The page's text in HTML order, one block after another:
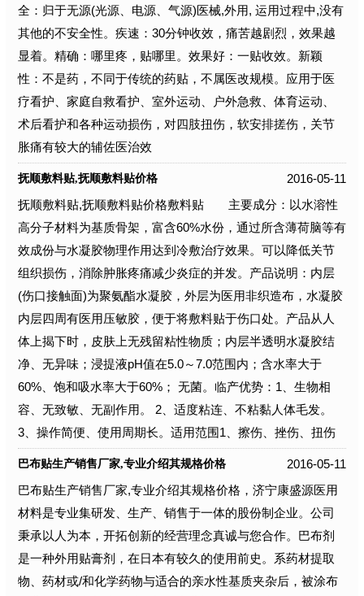
全：归于无源(光源、电源、气源)医械,外用, 运用过程中,没有
其他的不安全性。疾速：30分钟收效，痛苦越剧烈，效果越
显着。精确：哪里疼，贴哪里。效果好：一贴收效。新颖
性：不是药，不同于传统的药贴，不属医改规模。应用于医
疗看护、家庭自救看护、室外运动、户外急救、体育运动、
术后看护和各种运动损伤，对四肢扭伤，软安排搓伤，关节
胀痛有较大的辅佐医治效
抚顺敷料贴,抚顺敷料贴价格
2016-05-11
抚顺敷料贴,抚顺敷料贴价格敷料贴 主要成分：以水溶性
高分子材料为基质骨架，富含60%水份，通过所含薄荷脑等有
效成份与水凝胶物理作用达到冷敷治疗效果。可以降低关节
组织损伤，消除肿胀疼痛减少炎症的并发。产品说明：内层
(伤口接触面)为聚氨酯水凝胶，外层为医用非织造布，水凝胶
内层四周有医用压敏胶，便于将敷料贴于伤口处。产品从人
体上揭下时，皮肤上无残留粘性物质；内层半透明水凝胶结
净、无异味；浸提液pH值在5.0～7.0范围内；含水率大于
60%、饱和吸水率大于60%； 无菌。临产优势：1、生物相
容、无致敏、无副作用。 2、适度粘连、不粘黏人体毛发。
3、操作简便、使用周期长。适用范围1、擦伤、挫伤、扭伤
巴布贴生产销售厂家,专业介绍其规格价格
2016-05-11
巴布贴生产销售厂家,专业介绍其规格价格，济宁康盛源医用
材料是专业集研发、生产、销售于一体的股份制企业。公司
秉承以人为本，开拓创新的经营理念真诚与您合作。巴布剂
是一种外用贴膏剂，在日本有较久的使用前史。系药材提取
物、药材或/和化学药物与适合的亲水性基质夹杂后，被涂布